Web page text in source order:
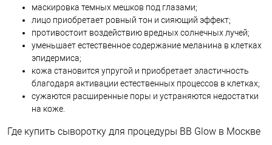
маскировка темных мешков под глазами;
лицо приобретает ровный тон и сияющий эффект;
противостоит воздействию вредных солнечных лучей;
уменьшает естественное содержание меланина в клетках
эпидермиса;
кожа становится упругой и приобретает эластичность
благодаря активации естественных процессов в клетках;
сужаются расширенные поры и устраняются недостатки
на коже.
Где купить сыворотку для процедуры BB Glow в Москве